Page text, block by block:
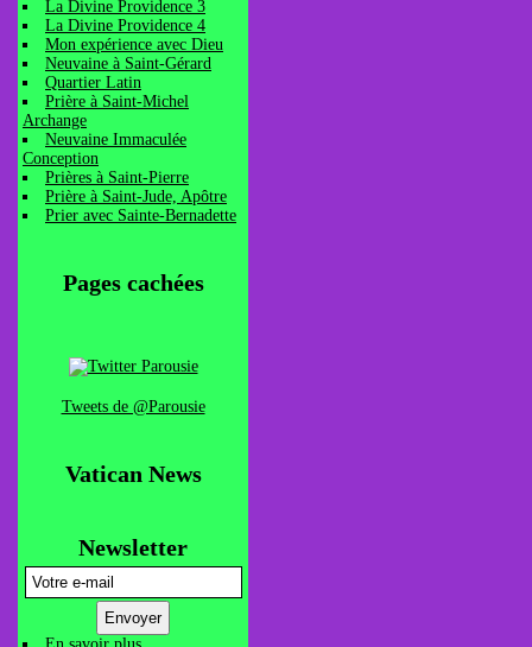
La Divine Providence 3
La Divine Providence 4
Mon expérience avec Dieu
Neuvaine à Saint-Gérard
Quartier Latin
Prière à Saint-Michel
Archange
Neuvaine Immaculée
Conception
Prières à Saint-Pierre
Prière à Saint-Jude, Apôtre
Prier avec Sainte-Bernadette
Pages cachées
Tweets de @Parousie
Vatican News
Newsletter